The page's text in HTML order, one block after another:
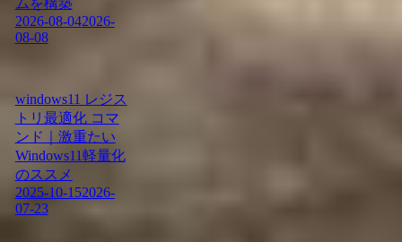
ムを構築
2026-08-042026-
08-08
windows11 レジス
トリ最適化 コマ
ンド｜激重たい
Windows11軽量化
のススメ
2025-10-152026-
07-23